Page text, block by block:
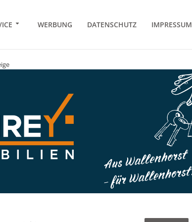
WERBUNG DATENSCHUTZ IMPRESSUM